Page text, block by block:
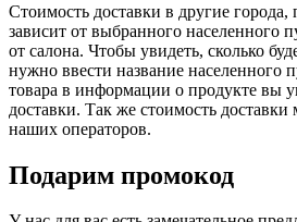
Стоимость доставки в другие города,
зависит от выбранного населенного
от салона. Чтобы увидеть, сколько
нужно ввести название населенного
товара в информации о продукте вы
доставки. Так же стоимость
наших операторов.
Подарим промокод